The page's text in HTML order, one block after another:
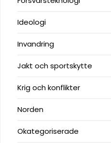
Ideologi
Invandring
Jakt och sportskytte
Krig och konflikter
Norden
Okategoriserade